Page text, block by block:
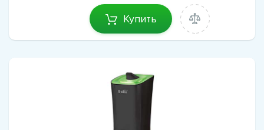
Купить